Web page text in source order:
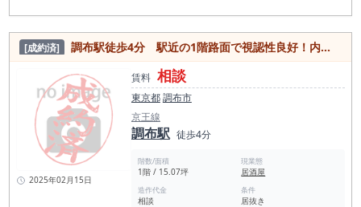
[成約済] 調布駅徒歩4分 駅近の1階路面で視認性良好！内装美麗な居抜き物件
2025年02月15日
賃料 相談
東京都調布市
京王線
調布駅 徒歩4分
階数/面積
1階 / 15.07坪
現業態
居酒屋
造作代金
相談
条件
居抜き